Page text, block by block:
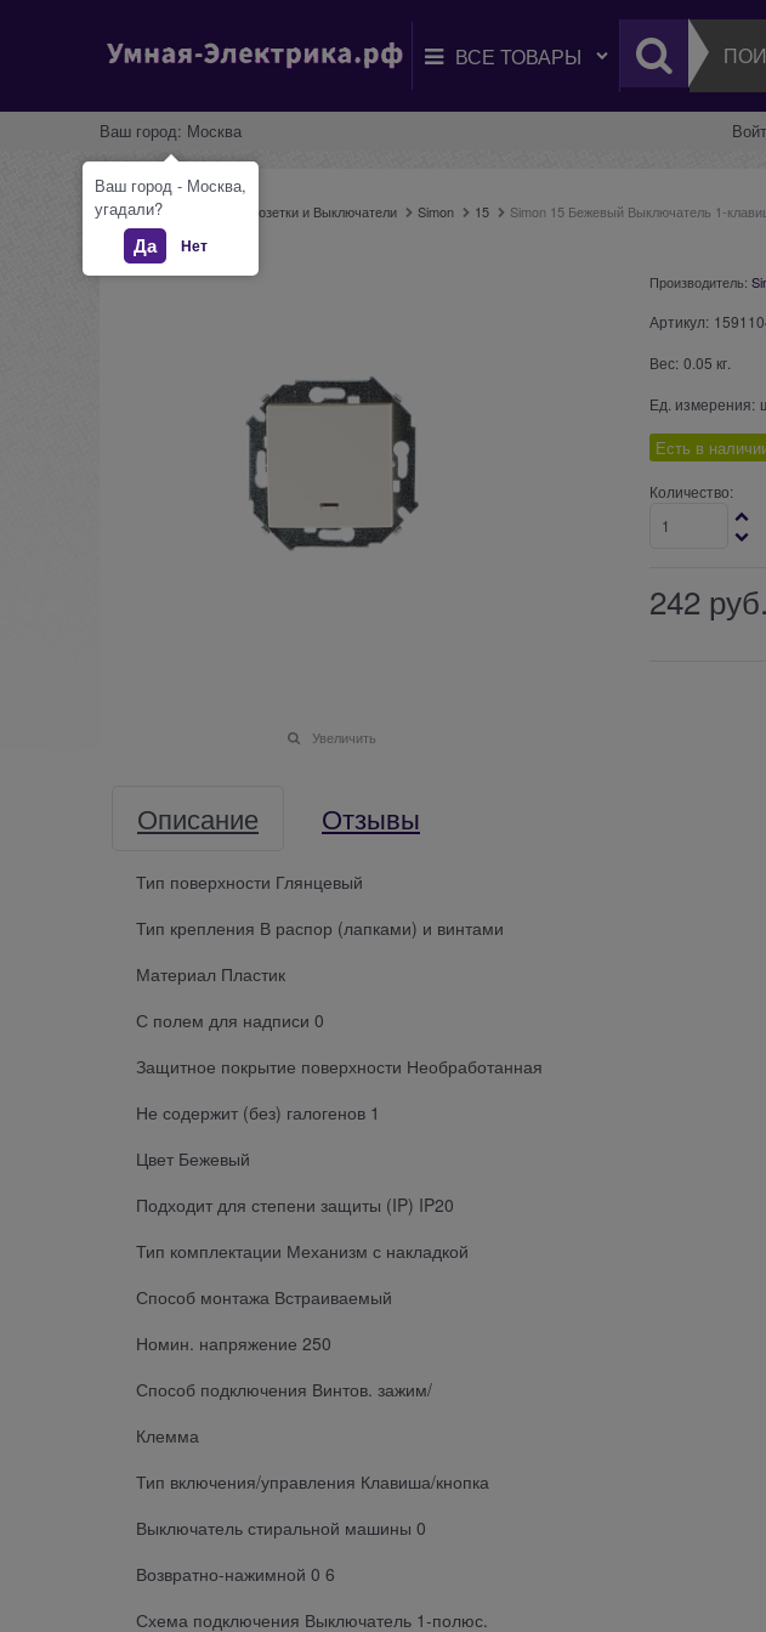
Ваш город: Москва
Главная Розетки и Выключатели Simon 15 Simon 15 Бежевый Выключатель 1-
Увеличить
Производитель:
Артикул:
Вес: 0.05 кг.
Ед. измерения:
Есть в
Количество:
242 руб.
Описание Отзывы
Тип поверхности Глянцевый
Тип крепления В распор (лапками) и винтами
Материал Пластик
С полем для надписи 0
Защитное покрытие поверхности Необработанная
Не содержит (без) галогенов 1
Цвет Бежевый
Подходит для степени защиты (IP) IP20
Тип комплектации Механизм с накладкой
Способ монтажа Встраиваемый
Номин. напряжение 250
Способ подключения Винтов. зажим/
Клемма
Тип включения/управления Клавиша/кнопка
Выключатель стиральной машины 0
Возвратно-нажимной 0 6
Схема подключения Выключатель 1-полюс.
Ваш город - Москва,
угадали?
Да Нет